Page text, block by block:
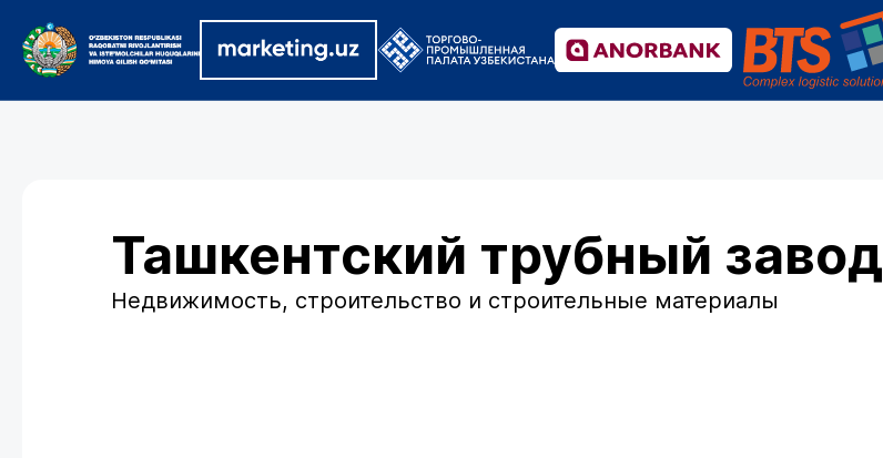
Ташкентский трубный завод
Недвижимость, строительство и строительные материалы